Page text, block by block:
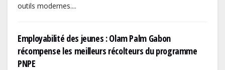
outils modernes....
Employabilité des jeunes : Olam Palm Gabon
récompense les meilleurs récolteurs du programme
PNPE